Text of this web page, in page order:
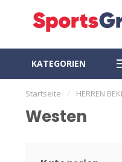
KATEGORIEN
EXPRESS LIEFERUNG
Startseite / HERREN
Westen